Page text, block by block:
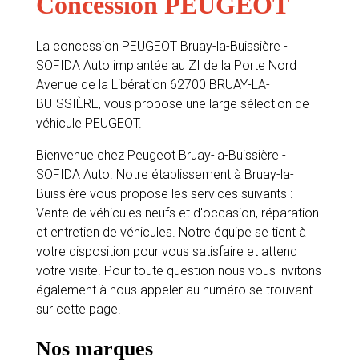
La concession PEUGEOT Bruay-la-Buissière -
SOFIDA Auto implantée au ZI de la Porte Nord
Avenue de la Libération 62700 BRUAY-LA-
BUISSIÈRE, vous propose une large sélection de
véhicule PEUGEOT.
Bienvenue chez Peugeot Bruay-la-Buissière -
SOFIDA Auto. Notre établissement à Bruay-la-
Buissière vous propose les services suivants :
Vente de véhicules neufs et d'occasion, réparation
et entretien de véhicules. Notre équipe se tient à
votre disposition pour vous satisfaire et attend
votre visite. Pour toute question nous vous invitons
également à nous appeler au numéro se trouvant
sur cette page.
Nos marques